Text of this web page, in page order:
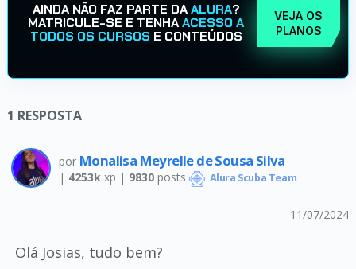
AINDA NÃO FAZ PARTE DAALURA?
MATRICULE-SE E TENHAACESSO A
TODOS OS CURSOS E CONTEÚDOS
VEJA OS
PLANOS
1 RESPOSTA
por Monalisa Meyrelle de Sousa Silva
| 4253kxp | 9830posts Alura Scuba Team
11/07/2024
Olá Josias, tudo bem?